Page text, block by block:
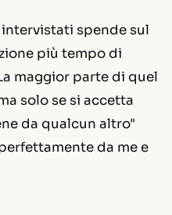
spende sul
più tempo di
maggior parte di quel
solo se si accetta
da qualcun altro"
da me e